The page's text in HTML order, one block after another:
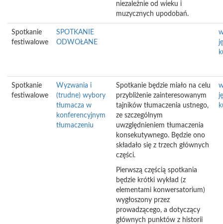
niezależnie od wieku i
muzycznych upodobań.
Spotkanie
festiwalowe
SPOTKANIE
ODWOŁANE
Spotkanie
festiwalowe
Wyzwania i
(trudne) wybory
tłumacza w
konferencyjnym
tłumaczeniu
Spotkanie będzie miało na celu
przybliżenie zainteresowanym
tajników tłumaczenia ustnego,
ze szczególnym
uwzględnieniem tłumaczenia
konsekutywnego. Będzie ono
składało się z trzech głównych
części.
Pierwszą częścią spotkania
będzie krótki wykład (z
elementami konwersatorium)
wygłoszony przez
prowadzącego, a dotyczący
głównych punktów z historii